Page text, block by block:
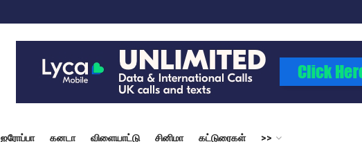
ஐரோப்பா கனடா விளையாட்டு சினிமா கட்டுரைகள் >>